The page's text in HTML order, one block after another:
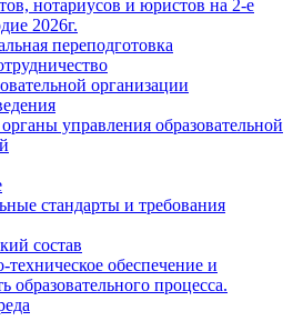
нотариусов и юристов на 2-е
2026г.
переподготовка
организации
управления образовательной
стандарты и требования
состав
техническое обеспечение и
образовательного процесса.